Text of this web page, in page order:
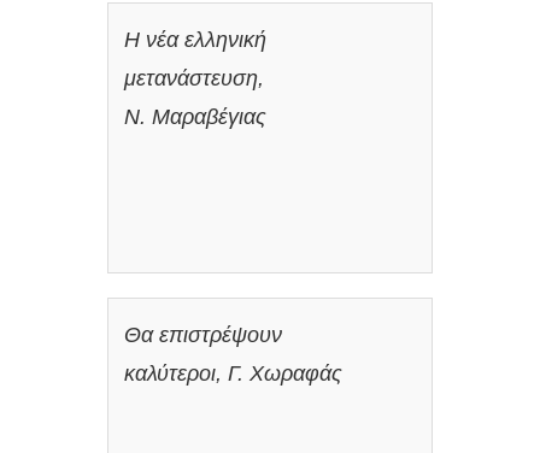
H νέα ελληνική
μετανάστευση,
Ν. Μαραβέγιας
Θα επιστρέψουν
καλύτεροι, Γ. Χωραφάς